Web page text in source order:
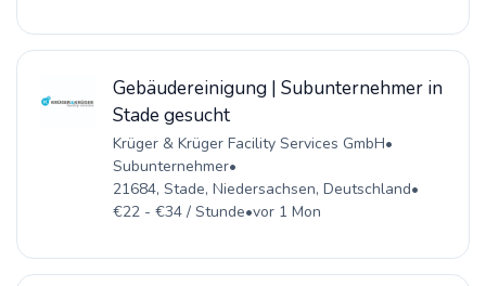
Gebäudereinigung | Subunternehmer in
Stade gesucht
Krüger & Krüger Facility Services GmbH•
Subunternehmer•
21684, Stade, Niedersachsen, Deutschland•
€22 - €34 / Stunde•vor 1 Mon